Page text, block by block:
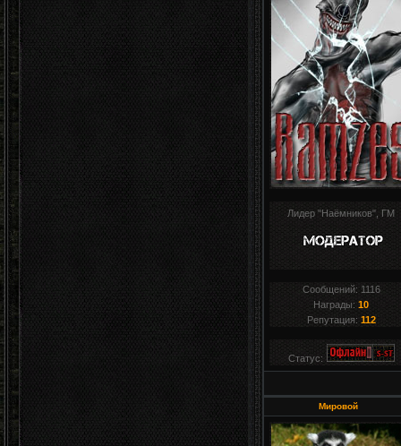
Лидер "Наёмников", ГМ
Сообщений: 1116
Награды:10
Репутация: 112
Статус:
Мировой